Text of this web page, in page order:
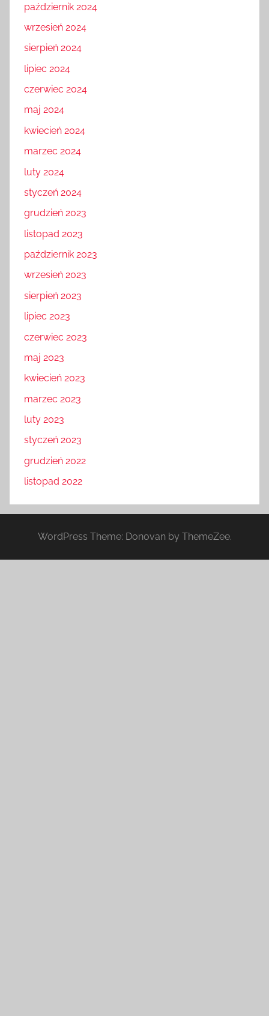
październik 2024
wrzesień 2024
sierpień 2024
lipiec 2024
czerwiec 2024
maj 2024
kwiecień 2024
marzec 2024
luty 2024
styczeń 2024
grudzień 2023
listopad 2023
październik 2023
wrzesień 2023
sierpień 2023
lipiec 2023
czerwiec 2023
maj 2023
kwiecień 2023
marzec 2023
luty 2023
styczeń 2023
grudzień 2022
listopad 2022
WordPress Theme: Donovan by ThemeZee.